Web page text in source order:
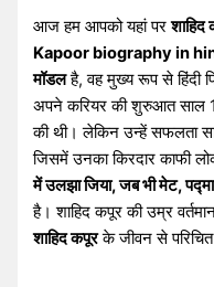
आज हम आपको यहां परशाहिद
Kapoor biography in
मॉडलहै, वह मुख्य रूप से हिंदी
अपने करियर की शुरुआत साल
की थी। लेकिन उन्हें सफलता
जिसमें उनका किरदार काफी
में उलझा जिया, जब भी मेट,
है। शाहिद कपूर की उम्र
शाहिद कपूरके जीवन से